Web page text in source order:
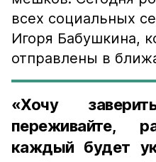
всех социальных
Игоря Бабушкина,
отправлены в
«Хочу
переживайте,
каждый будет